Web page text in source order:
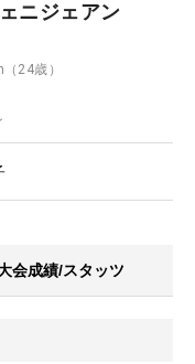
ニジェアン
（24歳）
会成績/スタッツ